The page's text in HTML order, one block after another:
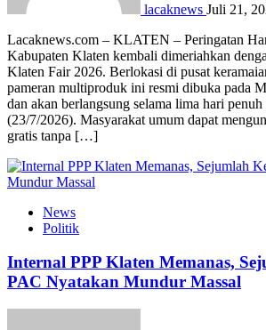
lacaknews Juli 21,
Lacaknews.com – KLATEN – Peringatan
Kabupaten Klaten kembali dimeriahkan
Klaten Fair 2026. Berlokasi di pusat
pameran multiproduk ini resmi dibuka pada
dan akan berlangsung selama lima hari
(23/7/2026). Masyarakat umum dapat
gratis tanpa […]
News
Politik
Internal PPP Klaten Memanas,
PAC Nyatakan Mundur Massal